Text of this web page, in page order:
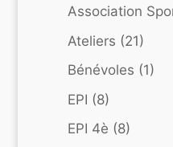
Association
Ateliers (21)
Bénévoles (1)
EPI (8)
EPI 4è (8)